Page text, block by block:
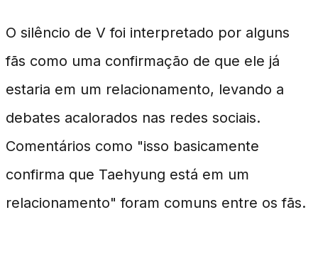
O silêncio de V foi interpretado por alguns
fãs como uma confirmação de que ele já
estaria em um relacionamento, levando a
debates acalorados nas redes sociais.
Comentários como "isso basicamente
confirma que Taehyung está em um
relacionamento" foram comuns entre os fãs.